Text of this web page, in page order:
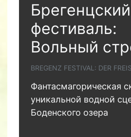
Брегенцский
фестиваль:
Вольный
BREGENZ FESTIVAL: DER
Фантасмагорическая
уникальной водной
Боденского озера